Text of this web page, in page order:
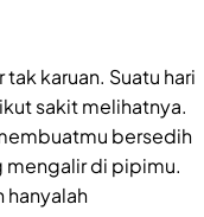
karuan. Suatu hari
sakit melihatnya.
bersedih
mengalir di pipimu.
hanyalah